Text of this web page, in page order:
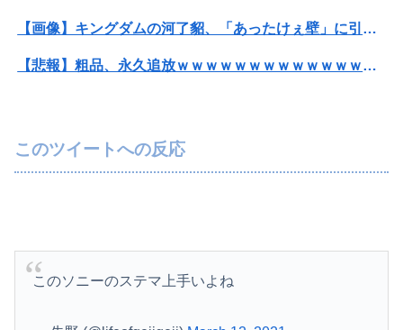
Powered by livedoor 相互RSS 【画像】キングダムの河了貂、「あったけぇ壁」に引き続き更に味方をぶっ殺す作戦を実行する
【悲報】粗品、永久追放ｗｗｗｗｗｗｗｗｗｗｗｗｗｗｗ（証拠あり）
【悲報】大阪で白昼堂々誘拐事件発生 wwwwwwwwwwwwwwwwwwwwwwwwwwwwwwwwwwww
【画像】20年前のAV、キチガイすぎるwwwwww
このツイートへの反応
このソニーのステマ上手いよね